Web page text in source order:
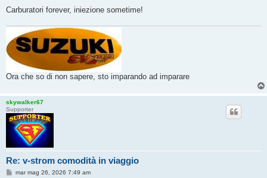
Carburatori forever, iniezione sometime!
Ora che so di non sapere, sto imparando ad imparare
skywalker67
Supporter
Re: v-strom comodità in viaggio
Mmar mag 26, 2026 7:49 am